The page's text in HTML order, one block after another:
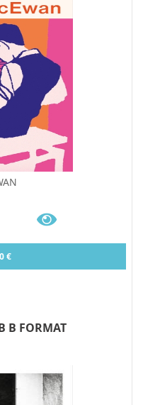
€
B FORMAT